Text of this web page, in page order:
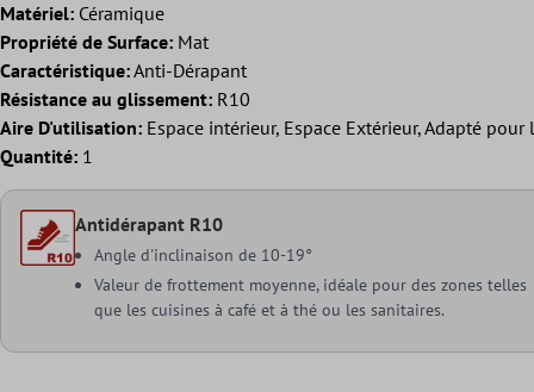
Matériel: Céramique
Propriété de Surface: Mat
Caractéristique:Anti-Dérapant
Résistance au glissement: R10
Aire D'utilisation: Espace intérieur, Espace Extérieur, Adapté
Quantité: 1
Antidérapant R10
Angle d'inclinaison de 10-19°
Valeur de frottement moyenne, idéale pour des zones telles
que les cuisines à café et à thé ou les sanitaires.